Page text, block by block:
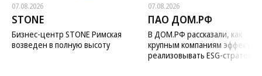
07.08.2026
STONE
Бизнес-центр STONE Римская
возведен в полную высоту
07.08.2026
ПАО ДОМ.РФ
В ДОМ.РФ рассказали, как
крупным компаниям
реализовывать ESG-стратегию